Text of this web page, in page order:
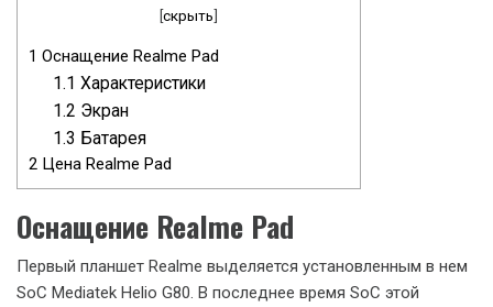
[скрыть]
1 Оснащение Realme Pad
1.1 Характеристики
1.2 Экран
1.3 Батарея
2 Цена Realme Pad
Оснащение Realme Pad
Первый планшет Realme выделяется установленным в нем
SoC Mediatek Helio G80. В последнее время SoC этой